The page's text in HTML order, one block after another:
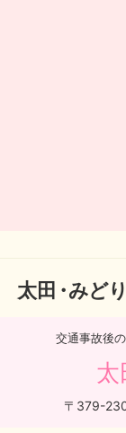
太田・みどり
交通事故後
太
〒379-